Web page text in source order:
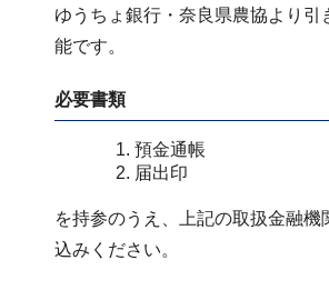
ゆうちょ銀行・奈良県農協より引
能です。
必要書類
預金通帳
届出印
を持参のうえ、上記の取扱金融機
込みください。